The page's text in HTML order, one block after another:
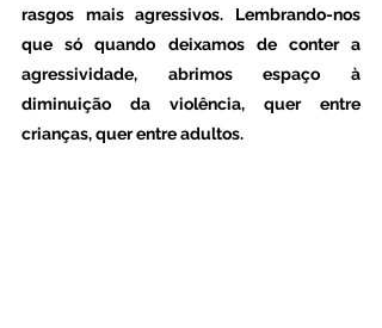
rasgos mais agressivos. Lembrando-nos
que só quando deixamos de conter a
agressividade, abrimos espaço à
diminuição da violência, quer entre
crianças, quer entre adultos.